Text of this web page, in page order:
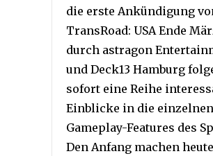
die erste Ankündigung
TransRoad: USA Ende
durch astragon
und Deck13 Hamburg
sofort eine Reihe
Einblicke in die einzelnen
Gameplay-Features des
Den Anfang machen